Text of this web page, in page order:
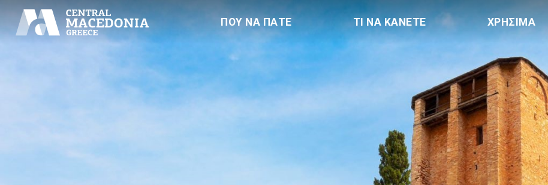
ΠΟΥ ΝΑ ΠΑΤΕ ΤΙ ΝΑ ΚΑΝΕΤΕ ΧΡΗΣΙΜΑ